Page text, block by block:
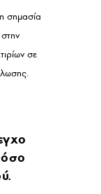
σημασία
σε